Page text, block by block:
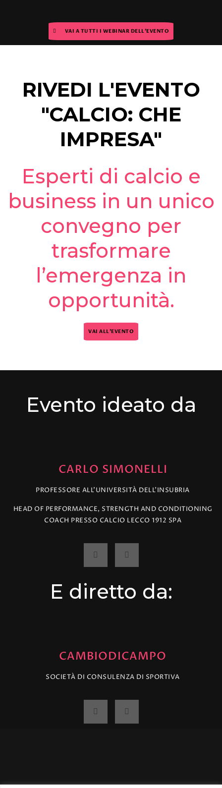
VAI A TUTTI I WEBINAR DELL'EVENTO
RIVEDI L'EVENTO
"CALCIO: CHE
IMPRESA"
Esperti di calcio e
business in un unico
convegno per
trasformare
l’emergenza in
opportunità.
VAI ALL'EVENTO
Evento ideato da
CARLO SIMONELLI
PROFESSORE ALL’UNIVERSITÀ DELL’INSUBRIA
HEAD OF PERFORMANCE, STRENGTH AND CONDITIONING
COACH PRESSO CALCIO LECCO 1912 SPA
E diretto da:
CAMBIODICAMPO
SOCIETÀ DI CONSULENZA DI SPORTIVA